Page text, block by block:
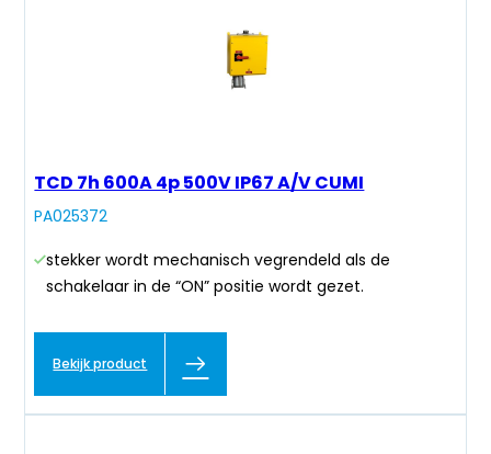
TCD 7h 600A 4p 500V IP67 A/V CUMI
PA025372
stekker wordt mechanisch vegrendeld als de
schakelaar in de “ON” positie wordt gezet.
Bekijk product